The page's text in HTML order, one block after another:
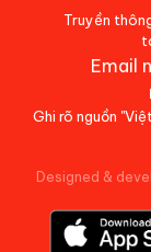
Truyền
Email
Ghi rõ nguồn
Designed &